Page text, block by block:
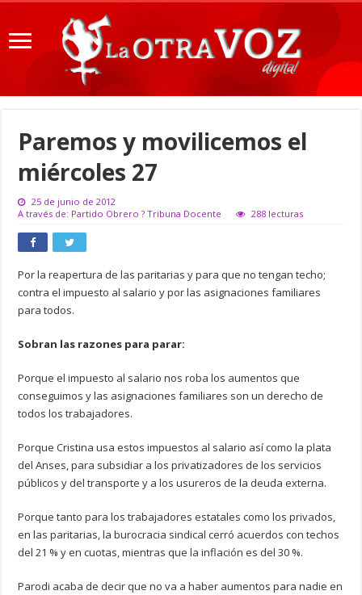
Paremos y movilicemos el
miércoles 27
25 de junio de 2012
A través de: Partido Obrero ? Tribuna Docente
288 lecturas
Por la reapertura de las paritarias y para que no tengan techo;
contra el impuesto al salario y por las asignaciones familiares
para todos.
Sobran las razones para parar:
Porque el impuesto al salario nos roba los aumentos que
conseguimos y las asignaciones familiares son un derecho de
todos los trabajadores.
Porque Cristina usa estos impuestos al salario así como la plata
del Anses, para subsidiar a los privatizadores de los servicios
públicos y del transporte y a los usureros de la deuda externa.
Porque tanto para los trabajadores estatales como los privados,
en las paritarias, la burocracia sindical cerró acuerdos con techos
del 21 % y en cuotas, mientras que la inflación es del 30 %.
Parodi acaba de decir que no va a haber aumentos para nadie en